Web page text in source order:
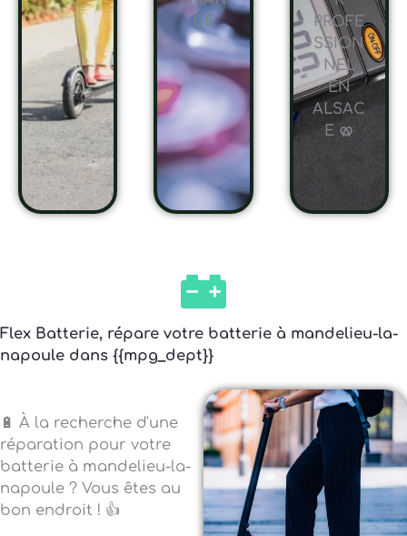
CE
PROFE
SSION
NEL
EN
ALSAC
E 🥨
Flex Batterie, répare votre batterie à mandelieu-la-
napoule dans {{mpg_dept}}
🔋 À la recherche d'une
réparation pour votre
batterie à mandelieu-la-
napoule ? Vous êtes au
bon endroit ! 👍